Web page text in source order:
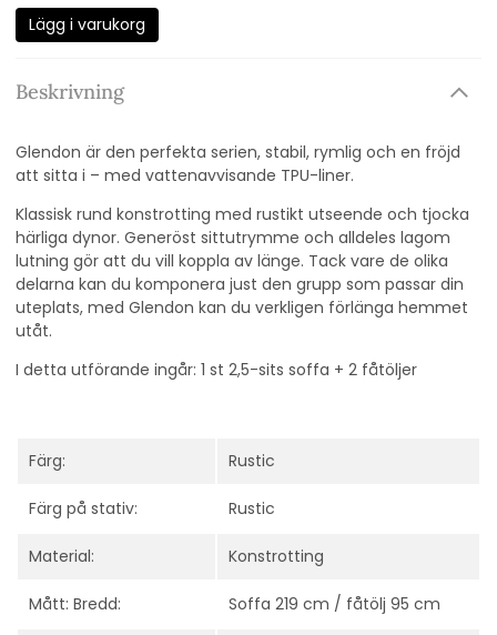
Lägg i varukorg
Beskrivning
Glendon är den perfekta serien, stabil, rymlig och en fröjd
att sitta i – med vattenavvisande TPU-liner.
Klassisk rund konstrotting med rustikt utseende och tjocka
härliga dynor. Generöst sittutrymme och alldeles lagom
lutning gör att du vill koppla av länge. Tack vare de olika
delarna kan du komponera just den grupp som passar din
uteplats, med Glendon kan du verkligen förlänga hemmet
utåt.
I detta utförande ingår: 1 st 2,5-sits soffa + 2 fåtöljer
Färg: Rustic
Färg på stativ: Rustic
Material: Konstrotting
Mått: Bredd: Soffa 219 cm / fåtölj 95 cm